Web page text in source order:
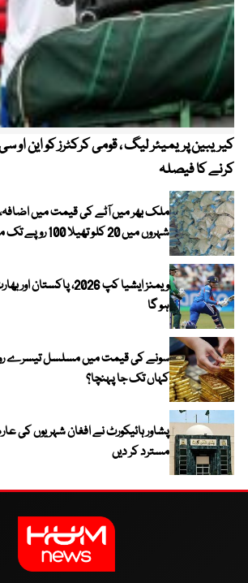
کرنے کا فیصلہ
ملک بھر میں آٹے کی قیمت میں
شہروں میں 20 کلو تھیلا 100 روپے تک مہنگا
ویمنز ایشیا کپ 2026،
ہو گا
سونے کی قیمت میں مسلسل تیسرے روز
کہاں تک جا پہنچا؟
پشاور ہائیکورٹ نے افغان شہریوں کی
مسترد کر دیں